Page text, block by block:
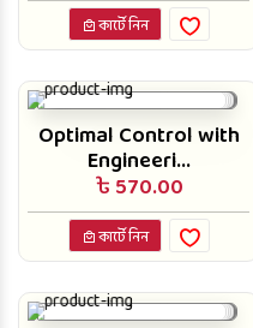
কার্টে নিন
Optimal Control with
Engineeri...
৳ 570.00
কার্টে নিন